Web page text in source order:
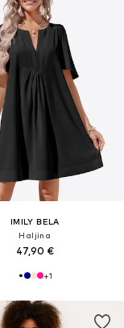
IMILY BELA
Haljina
47,90 €
+1